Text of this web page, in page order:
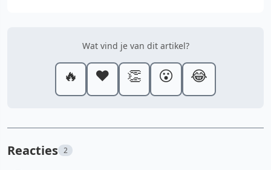
Wat vind je van dit artikel?
🔥 ❤️ 👏 😮 😂
Reacties 2